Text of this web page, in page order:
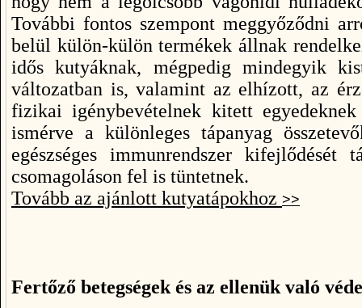
További fontos szempont meggyőződni
belül külön-külön termékek állnak
idős kutyáknak, mégpedig mindegyik
változatban is, valamint az elhízott, az
fizikai igénybevételnek kitett
ismérve a különleges tápanyag
egészséges immunrendszer kifejlődését
csomagoláson fel is tüntetnek.
Tovább az ajánlott kutyatápokhoz >>
Fertőző betegségek és az ellenük való